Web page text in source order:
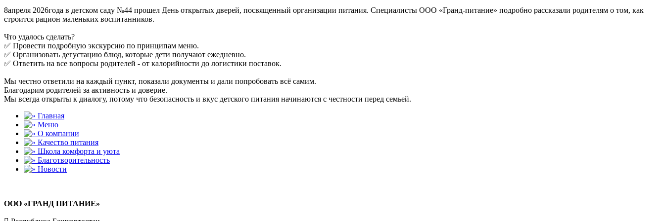
8апреля 2026года в детском саду №44 прошел День открытых дверей, посвященный организации питания. Специалисты ООО «Гранд-питание» подробно рассказали родителям о том, как
строится рацион маленьких воспитанников.
Что удалось сделать?
✅ Провести подробную экскурсию по принципам меню.
✅ Организовать дегустацию блюд, которые дети получают ежедневно.
✅ Ответить на все вопросы родителей - от калорийности до логистики поставок.
Мы честно ответили на каждый пункт, показали документы и дали попробовать всё самим.
Благодарим родителей за активность и доверие.
Мы всегда открыты к диалогу, потому что безопасность и вкус детского питания начинаются с честности перед семьей.
Главная
Меню
О компании
Качество питания
Школа комфорта и уюта
Благотворительность
Новости
ООО «ГРАНД ПИТАНИЕ»